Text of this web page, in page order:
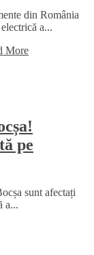
din România
a...
More
pe
sunt afectați
a...